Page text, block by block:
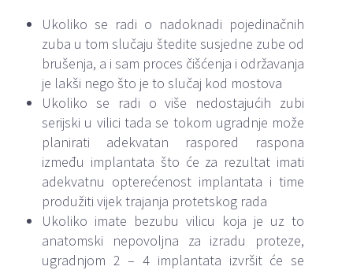
Ukoliko se radi o nadoknadi pojedinačnih
zuba u tom slučaju štedite susjedne zube od
brušenja, a i sam proces čišćenja i održavanja
je lakši nego što je to slučaj kod mostova
Ukoliko se radi o više nedostajućih zubi
serijski u vilici tada se tokom ugradnje može
planirati adekvatan raspored raspona
između implantata što će za rezultat imati
adekvatnu opterećenost implantata i time
produžiti vijek trajanja protetskog rada
Ukoliko imate bezubu vilicu koja je uz to
anatomski nepovoljna za izradu proteze,
ugradnjom 2 – 4 implantata izvršit će se